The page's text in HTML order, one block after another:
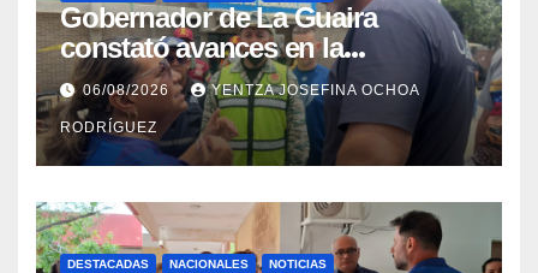
Gobernador de La Guaira
constató avances en la
rehabilitación del Hospitalito de
Catia la Mar
06/08/2026 YENTZA JOSEFINA OCHOA
RODRÍGUEZ
DESTACADAS NACIONALES NOTICIAS